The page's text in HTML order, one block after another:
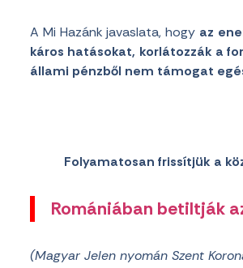
A Mi Hazánk javaslata, hogy az
káros hatásokat, korlátozzák a
állami pénzből nem támogat
Folyamatosan frissítjük a
Romániában betiltják
(Magyar Jelen nyomán Szent